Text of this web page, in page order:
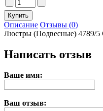
Описание Отзывы (0)
Люстры (Подвесные) 4789/5
Написать отзыв
Ваше имя:
Ваш отзыв: